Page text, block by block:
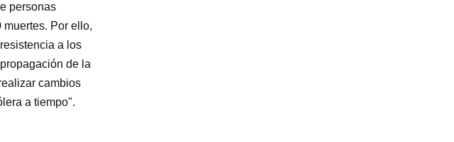
personas
Por ello,
a los
de la
cambios
a tiempo".